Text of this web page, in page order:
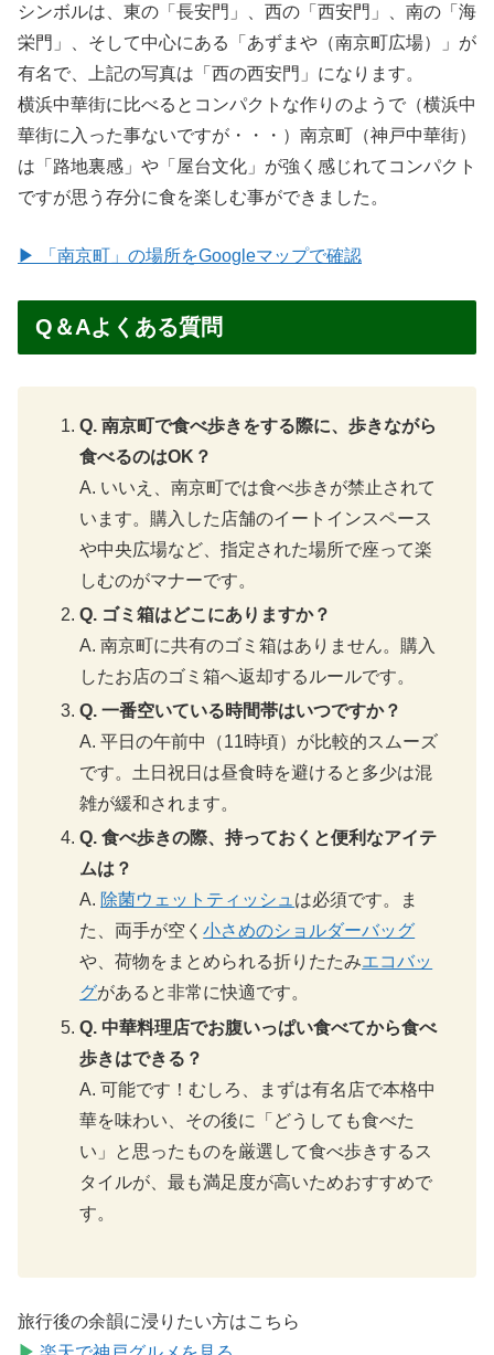
シンボルは、東の「長安門」、西の「西安門」、南の「海
栄門」、そして中心にある「あずまや（南京町広場）」が
有名で、上記の写真は「西の西安門」になります。
横浜中華街に比べるとコンパクトな作りのようで（横浜中
華街に入った事ないですが・・・）南京町（神戸中華街）
は「路地裏感」や「屋台文化」が強く感じれてコンパクト
ですが思う存分に食を楽しむ事ができました。
▶ 「南京町」の場所をGoogleマップで確認
Q＆Aよくある質問
Q. 南京町で食べ歩きをする際に、歩きながら
食べるのはOK？
A. いいえ、南京町では食べ歩きが禁止されて
います。購入した店舗のイートインスペース
や中央広場など、指定された場所で座って楽
しむのがマナーです。
Q. ゴミ箱はどこにありますか？
A. 南京町に共有のゴミ箱はありません。購入
したお店のゴミ箱へ返却するルールです。
Q. 一番空いている時間帯はいつですか？
A. 平日の午前中（11時頃）が比較的スムーズ
です。土日祝日は昼食時を避けると多少は混
雑が緩和されます。
Q. 食べ歩きの際、持っておくと便利なアイテ
ムは？
A. 除菌ウェットティッシュ は必須です。ま
た、両手が空く小さめのショルダーバッグ
や、荷物をまとめられる折りたたみエコバッ
グがあると非常に快適です。
Q. 中華料理店でお腹いっぱい食べてから食べ
歩きはできる？
A. 可能です！むしろ、まずは有名店で本格中
華を味わい、その後に「どうしても食べた
い」と思ったものを厳選して食べ歩きするス
タイルが、最も満足度が高いためおすすめで
す。
旅行後の余韻に浸りたい方はこちら